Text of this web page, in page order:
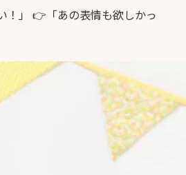
！」 👉「あの表情も欲しかっ